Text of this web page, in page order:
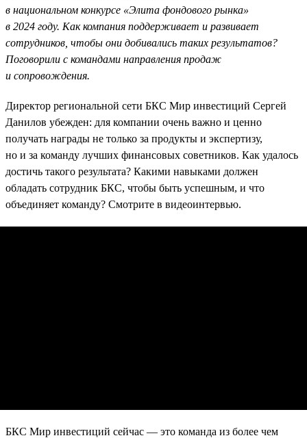
в национальном конкурсе «Элита фондового рынка»
в 2024 году. Как компания поддерживает и развивает
сотрудников, чтобы они добивались таких результатов?
Поговорили с командами направления продаж
и сопровождения.
Директор региональной сети БКС Мир инвестиций Сергей
Данилов убежден: для компании очень важно и ценно
получать награды не только за продукты и экспертизу,
но и за команду лучших финансовых советников. Как удалось
достичь такого результата? Какими навыками должен
обладать сотрудник БКС, чтобы быть успешным, и что
объединяет команду? Смотрите в видеоинтервью.
БКС Мир инвестиций сейчас — это команда из более чем